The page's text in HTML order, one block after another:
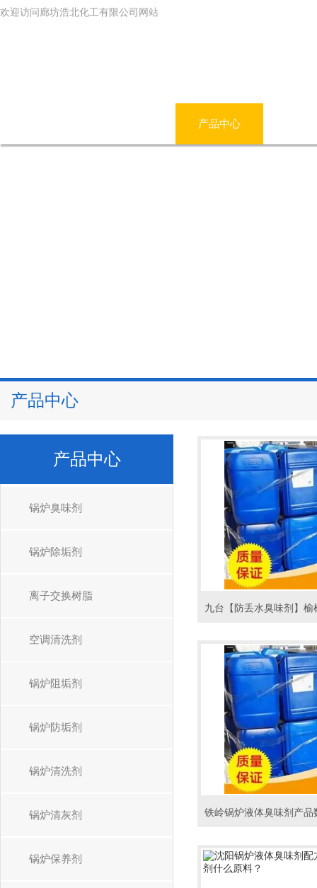
欢迎访问廊坊浩北化工有限公司网站
产品中心
产品中心
产品中心
锅炉臭味剂
锅炉除垢剂
离子交换树脂
空调清洗剂
锅炉阻垢剂
锅炉防垢剂
锅炉清洗剂
锅炉清灰剂
锅炉保养剂